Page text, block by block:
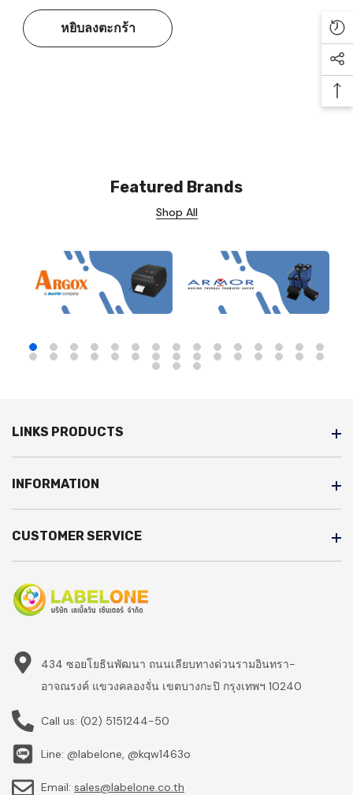
หยิบลงตะกร้า
Featured Brands
Shop All
LINKS PRODUCTS
INFORMATION
CUSTOMER SERVICE
434 ซอยโยธินพัฒนา ถนนเลียบทางด่วนรามอินทรา-
อาจณรงค์ แขวงคลองจั่น เขตบางกะปิ กรุงเทพฯ 10240
Call us: (02) 5151244-50
Line: @labelone, @kqw1463o
Email: sales@labelone.co.th